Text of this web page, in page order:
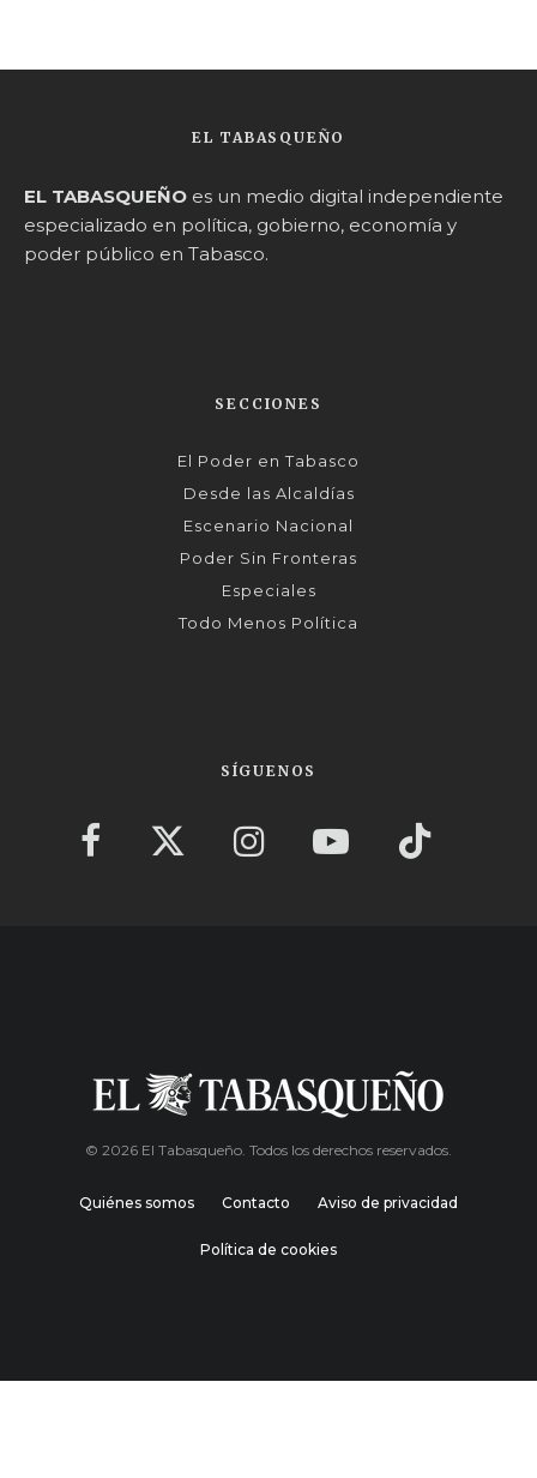
EL TABASQUEÑO
EL TABASQUEÑO es un medio digital independiente
especializado en política, gobierno, economía y
poder público en Tabasco.
SECCIONES
El Poder en Tabasco
Desde las Alcaldías
Escenario Nacional
Poder Sin Fronteras
Especiales
Todo Menos Política
SÍGUENOS
© 2026 El Tabasqueño. Todos los derechos reservados.
Quiénes somos Contacto Aviso de privacidad
Política de cookies